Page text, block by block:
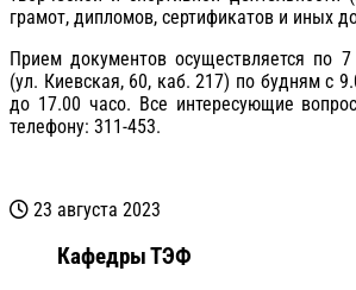
грамот, дипломов, сертификатов и иных
Прием документов осуществляется по
(ул. Киевская, 60, каб. 217) по будням с
до 17.00 часо. Все интересующие
телефону: 311-453.
23 августа 2023
Кафедры ТЭФ